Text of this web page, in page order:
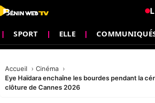
SPORT ELLE
Accueil
Cinéma
Eye Haïdara enchaîne les bourdes pendant la
clôture de Cannes 2026